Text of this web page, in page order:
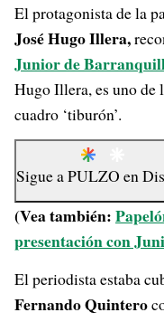
El protagonista de la
José Hugo Illera,
Junior de
Hugo Illera, es uno de
cuadro ‘tiburón’.
Sigue aPULZO en
(Vea también:
presentación con
El periodista estaba
Fernando Quintero